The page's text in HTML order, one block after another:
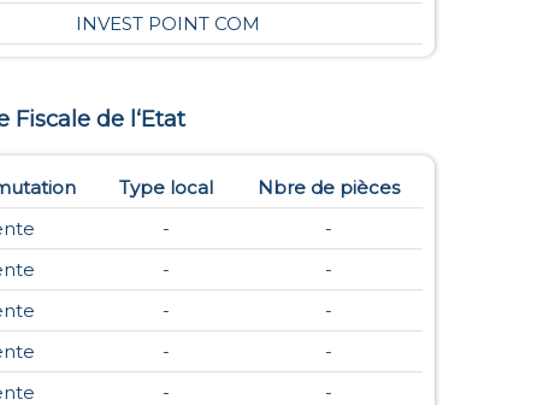
INVEST POINT COM
Fiscale de l‘Etat
Type local
Nbre de pièces
-
-
-
-
-
-
-
-
-
-